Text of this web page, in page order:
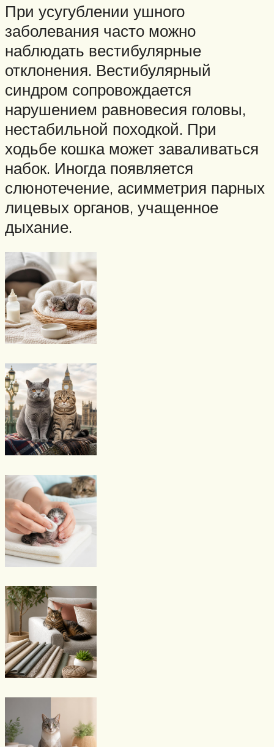
При усугублении ушного
заболевания часто можно
наблюдать вестибулярные
отклонения. Вестибулярный
синдром сопровождается
нарушением равновесия головы,
нестабильной походкой. При
ходьбе кошка может заваливаться
набок. Иногда появляется
слюнотечение, асимметрия парных
лицевых органов, учащенное
дыхание.